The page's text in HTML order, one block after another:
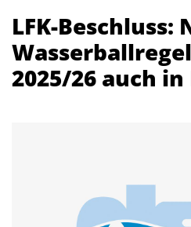
LFK-Beschluss:
2025/26 auch
Wasserball
Synchronschwimmen
Masterssport
Fax: +49 561 94083-15
info@dsv.de